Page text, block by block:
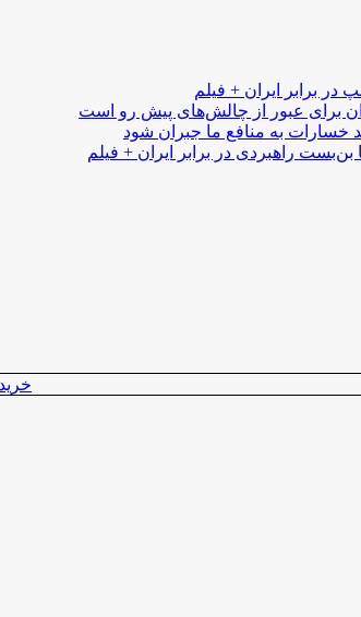
در برابر ایران + فیلم
برای عبور از چالش‌های پیش رو است
خسارات به منافع ما جبران شود
بن‌بست راهبردی در برابر ایران + فیلم